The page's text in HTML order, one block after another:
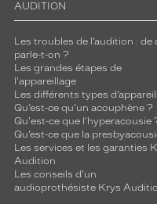
AUDITION
Les troubles de l’audition : de
parle-t-on ?
Les grandes étapes de
l'appareillage
Les différents types
Qu’est-ce qu'un acouphène ?
Qu'est-ce que l'hyperacousie
Qu’est-ce que la
Les services et les garanties
Audition
Les conseils d'un
audioprothésiste Krys